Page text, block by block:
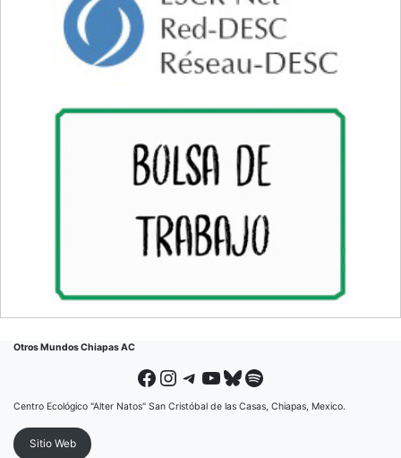
Otros Mundos Chiapas AC
Facebook Instagram Telegram YouTube Bluesky Spotify
Centro Ecológico "Alter Natos" San Cristóbal de las Casas, Chiapas, Mexico.
Sitio Web